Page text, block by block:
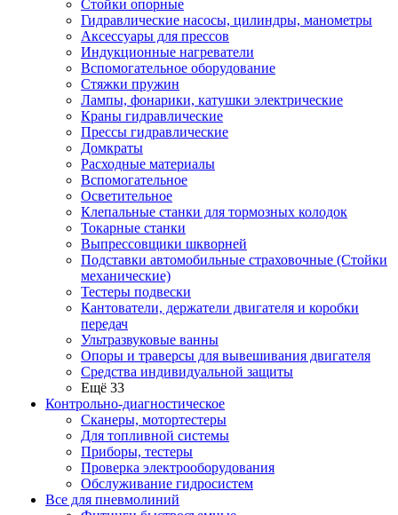
Стойки опорные
Гидравлические насосы, цилиндры, манометры
Аксессуары для прессов
Индукционные нагреватели
Вспомогательное оборудование
Стяжки пружин
Лампы, фонарики, катушки электрические
Краны гидравлические
Прессы гидравлические
Домкраты
Расходные материалы
Вспомогательное
Осветительное
Клепальные станки для тормозных колодок
Токарные станки
Выпрессовщики шкворней
Подставки автомобильные страховочные (Стойки
механические)
Тестеры подвески
Кантователи, держатели двигателя и коробки
передач
Ультразвуковые ванны
Опоры и траверсы для вывешивания двигателя
Средства индивидуальной защиты
Ещё 33
Контрольно-диагностическое
Сканеры, мотортестеры
Для топливной системы
Приборы, тестеры
Проверка электрооборудования
Обслуживание гидросистем
Все для пневмолиний